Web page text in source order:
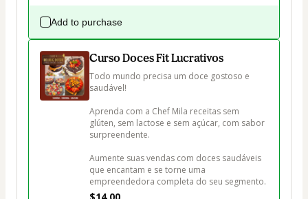
Add to purchase
Curso Doces Fit Lucrativos
Todo mundo precisa um doce gostoso e
saudável!
Aprenda com a Chef Mila receitas sem
glúten, sem lactose e sem açúcar, com sabor
surpreendente.
Aumente suas vendas com doces saudáveis
que encantam e se torne uma
empreendedora completa do seu segmento.